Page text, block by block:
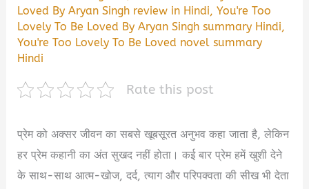
Loved By Aryan Singh review in Hindi,You're Too
Lovely To Be Loved By Aryan Singh summary Hindi,
You're Too Lovely To Be Loved novel summary
Hindi
Rate this post
प्रेम को अक्सर जीवन का सबसे खूबसूरत अनुभव कहा जाता है, लेकिन
हर प्रेम कहानी का अंत सुखद नहीं होता। कई बार प्रेम हमें खुशी देने
के साथ-साथ आत्म-खोज, दर्द, त्याग और परिपक्वता की सीख भी देता